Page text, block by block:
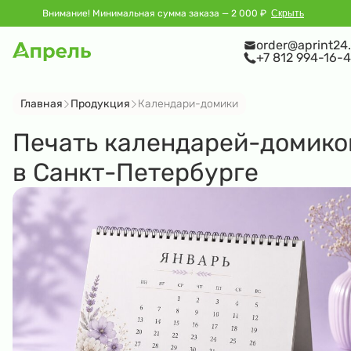
Внимание! Минимальная сумма заказа — 2 000 ₽ Скрыть
+7 812 994-16-
Главная Продукция Календари-домики
Печать календарей-
в Санкт-Петербурге